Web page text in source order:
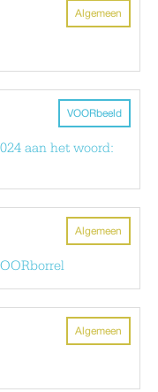
Algemeen
VOORbeeld
aan het woord:
Algemeen
Algemeen